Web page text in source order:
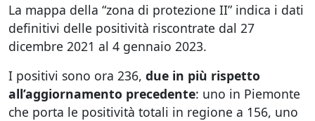
La mappa della “zona di protezione II” indica i dati
definitivi delle positività riscontrate dal 27
dicembre 2021 al 4 gennaio 2023.
I positivi sono ora 236, due in più rispetto
all’aggiornamento precedente: uno in Piemonte
che porta le positività totali in regione a 156, uno